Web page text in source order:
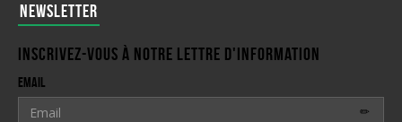
Newsletter
Inscrivez-vous à notre lettre d'information
Email